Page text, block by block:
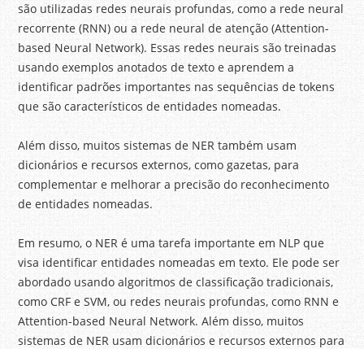
são utilizadas redes neurais profundas, como a rede neural
recorrente (RNN) ou a rede neural de atenção (Attention-
based Neural Network). Essas redes neurais são treinadas
usando exemplos anotados de texto e aprendem a
identificar padrões importantes nas sequências de tokens
que são característicos de entidades nomeadas.
Além disso, muitos sistemas de NER também usam
dicionários e recursos externos, como gazetas, para
complementar e melhorar a precisão do reconhecimento
de entidades nomeadas.
Em resumo, o NER é uma tarefa importante em NLP que
visa identificar entidades nomeadas em texto. Ele pode ser
abordado usando algoritmos de classificação tradicionais,
como CRF e SVM, ou redes neurais profundas, como RNN e
Attention-based Neural Network. Além disso, muitos
sistemas de NER usam dicionários e recursos externos para